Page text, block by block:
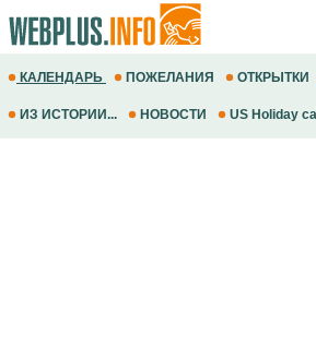
КАЛЕНДАРЬ ПОЖЕЛАНИЯ ОТКРЫТКИ
ИЗ ИСТОРИИ... НОВОСТИ US Holiday